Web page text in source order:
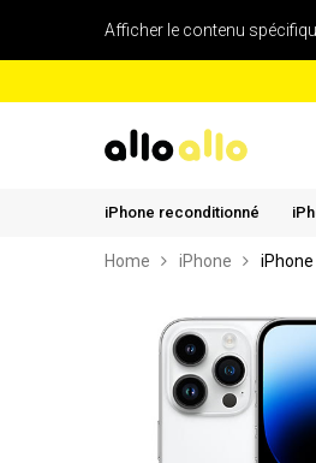
Afficher le contenu
iPhone reconditionné
Home iPhone iPhone